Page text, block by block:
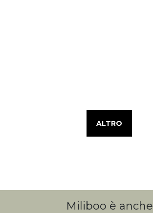
ALTRO
Miliboo è anche